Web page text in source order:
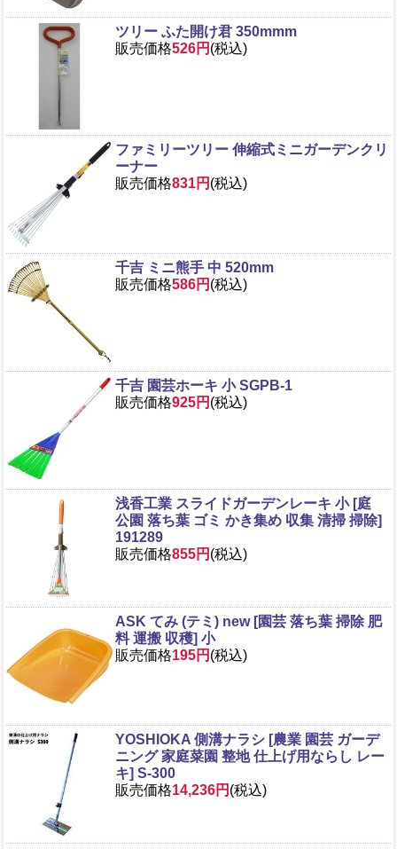
ツリー ふた開け君 350mmm
販売価格526円 (税込)
ファミリーツリー 伸縮式ミニガーデンクリ
ーナー
販売価格831円 (税込)
千吉 ミニ熊手 中 520mm
販売価格586円 (税込)
千吉 園芸ホーキ 小 SGPB-1
販売価格925円 (税込)
浅香工業 スライドガーデンレーキ 小 [庭
公園 落ち葉 ゴミ かき集め 収集 清掃 掃除]
191289
販売価格855円 (税込)
ASK てみ (テミ) new [園芸 落ち葉 掃除 肥
料 運搬 収穫] 小
販売価格195円 (税込)
YOSHIOKA 側溝ナラシ [農業 園芸 ガーデ
ニング 家庭菜園 整地 仕上げ用ならし レー
キ] S-300
販売価格14,236円 (税込)